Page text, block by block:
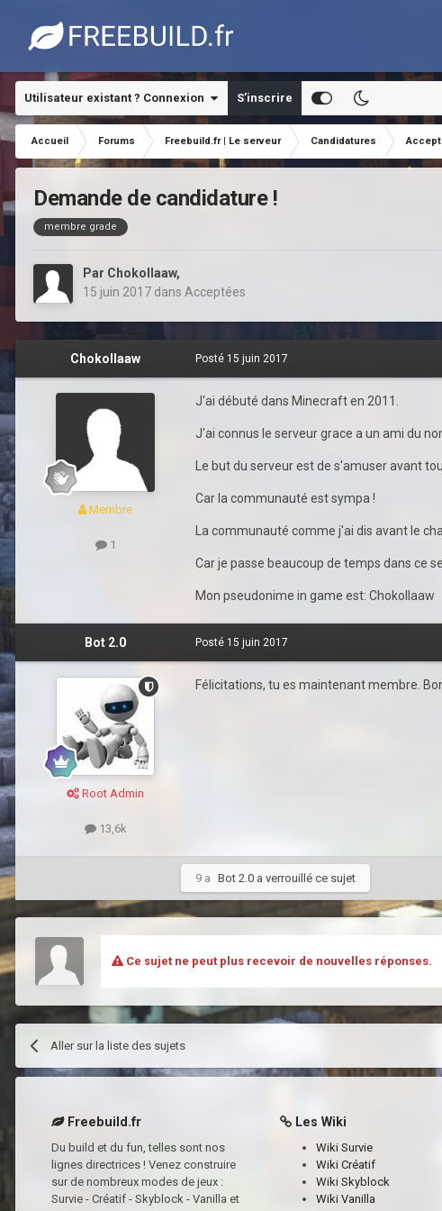
Utilisateur existant ? Connexion S’inscrire
Accueil Forums Freebuild.fr | Le serveur Candidatures
Demande de candidature !
membre grade
Par Chokollaaw,
15 juin 2017 dans Acceptées
Chokollaaw
Membre
1
Posté 15 juin 2017
J'ai débuté dans Minecraft en 2011.
J'ai connus le serveur grace a un ami du
Le but du serveur est de s'amuser avant
Car la communauté est sympa !
La communauté comme j'ai dis avant le
Car je passe beaucoup de temps dans ce
Mon pseudonime in game est: Chokollaaw
Bot 2.0
Root Admin
13,6k
Posté 15 juin 2017
Félicitations, tu es maintenant membre.
9 a Bot 2.0 a verrouillé ce sujet
Ce sujet ne peut plus recevoir de nouvelles réponses.
Aller sur la liste des sujets
Freebuild.fr
Du build et du fun, telles sont nos
lignes directrices ! Venez construire
sur de nombreux modes de jeux :
Survie - Créatif - Skyblock - Vanilla et
Les Wiki
Wiki Survie
Wiki Créatif
Wiki Skyblock
Wiki Vanilla